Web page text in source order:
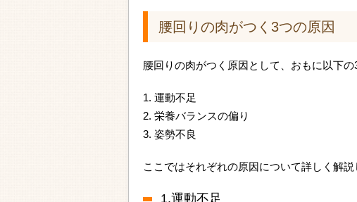
腰回りの肉がつく3つの原因
腰回りの肉がつく原因として、おもに以下の
1. 運動不足
2. 栄養バランスの偏り
3. 姿勢不良
ここではそれぞれの原因について詳しく解説
1.運動不足